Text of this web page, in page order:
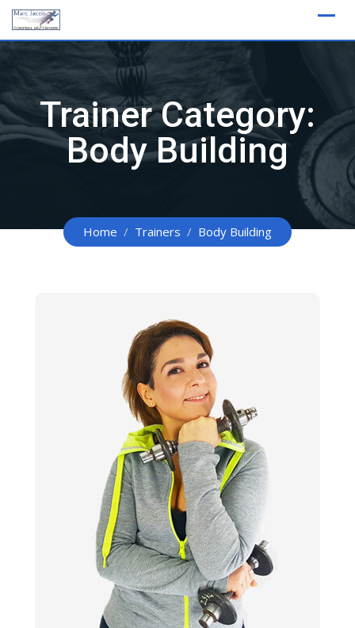
Skip
content
Trainer Category:
Body Building
Home Trainers Body Building